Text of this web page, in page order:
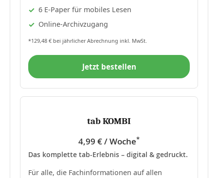
6 E-Paper für mobiles Lesen
Online-Archivzugang
*129,48 € bei jährlicher Abrechnung inkl. MwSt.
Jetzt bestellen
tab KOMBI
4,99 € / Woche*
Das komplette tab-Erlebnis – digital & gedruckt.
Für alle, die Fachinformationen auf allen